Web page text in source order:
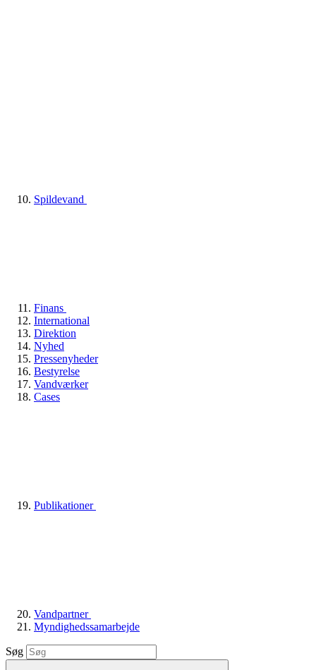
Spildevand
Finans
International
Direktion
Nyhed
Pressenyheder
Bestyrelse
Vandværker
Cases
Publikationer
Vandpartner
Myndighedssamarbejde
Søg